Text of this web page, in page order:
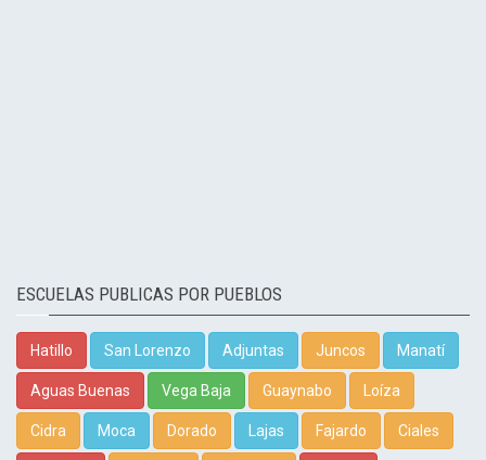
ESCUELAS PUBLICAS POR PUEBLOS
Hatillo San Lorenzo Adjuntas Juncos Manatí
Aguas Buenas Vega Baja Guaynabo Loíza
Cidra Moca Dorado Lajas Fajardo Ciales